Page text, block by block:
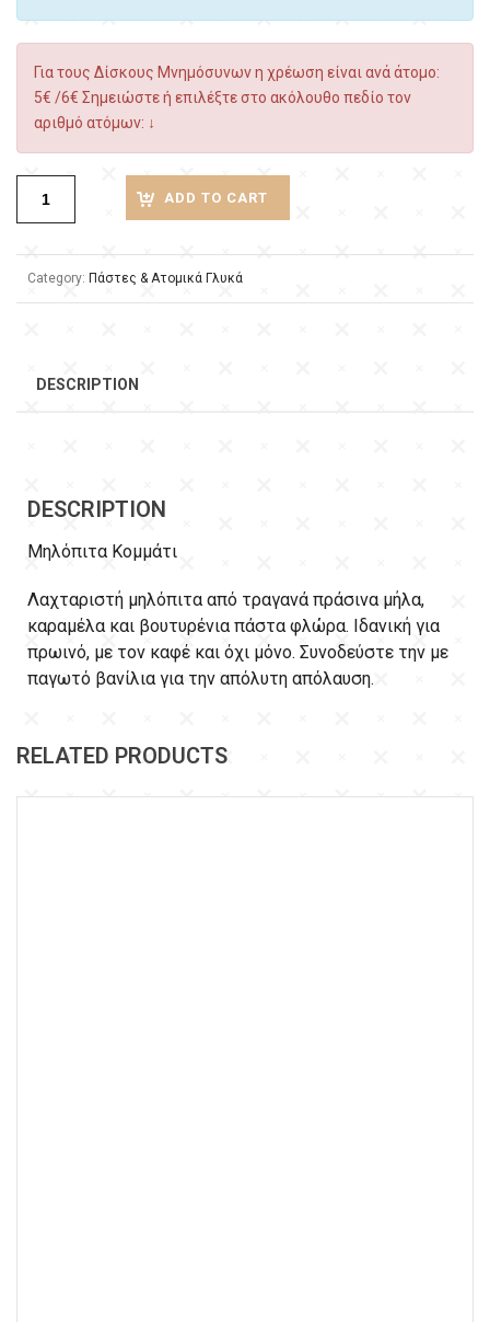
Για τους Δίσκους Μνημόσυνων η χρέωση είναι ανά άτομο:
5€ /6€ Σημειώστε ή επιλέξτε στο ακόλουθο πεδίο τον
αριθμό ατόμων: ↓
ADD TO CART
Category: Πάστες & Ατομικά Γλυκά
DESCRIPTION
DESCRIPTION
Μηλόπιτα Κομμάτι
Λαχταριστή μηλόπιτα από τραγανά πράσινα μήλα,
καραμέλα και βουτυρένια πάστα φλώρα. Ιδανική για
πρωινό, με τον καφέ και όχι μόνο. Συνοδεύστε την με
παγωτό βανίλια για την απόλυτη απόλαυση.
RELATED PRODUCTS